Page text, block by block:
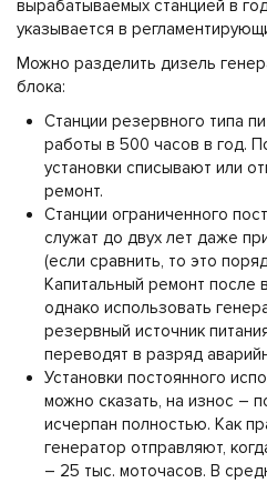
вырабатываемых станцией в
указывается в
Можно разделить дизель
блока:
Станции резервного типа
работы в 500 часов в год.
установки списывают или
ремонт.
Станции ограниченного
служат до двух лет даже
(если сравнить, то это
Капитальный ремонт после
однако использовать
резервный источник
переводят в разряд
Установки постоянного
можно сказать, на износ –
исчерпан полностью. Как
генератор отправляют,
– 25 тыс. моточасов. В